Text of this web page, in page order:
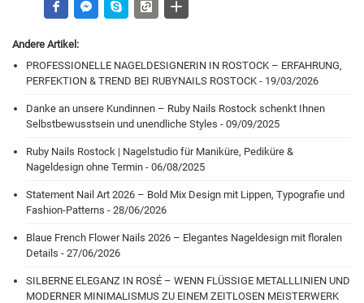
Andere Artikel:
PROFESSIONELLE NAGELDESIGNERIN IN ROSTOCK – ERFAHRUNG,
PERFEKTION & TREND BEI RUBYNAILS ROSTOCK - 19/03/2026
Danke an unsere Kundinnen – Ruby Nails Rostock schenkt Ihnen
Selbstbewusstsein und unendliche Styles - 09/09/2025
Ruby Nails Rostock | Nagelstudio für Maniküre, Pediküre &
Nageldesign ohne Termin - 06/08/2025
Statement Nail Art 2026 – Bold Mix Design mit Lippen, Typografie und
Fashion-Patterns - 28/06/2026
Blaue French Flower Nails 2026 – Elegantes Nageldesign mit floralen
Details - 27/06/2026
SILBERNE ELEGANZ IN ROSÉ – WENN FLÜSSIGE METALLLINIEN UND
MODERNER MINIMALISMUS ZU EINEM ZEITLOSEN MEISTERWERK